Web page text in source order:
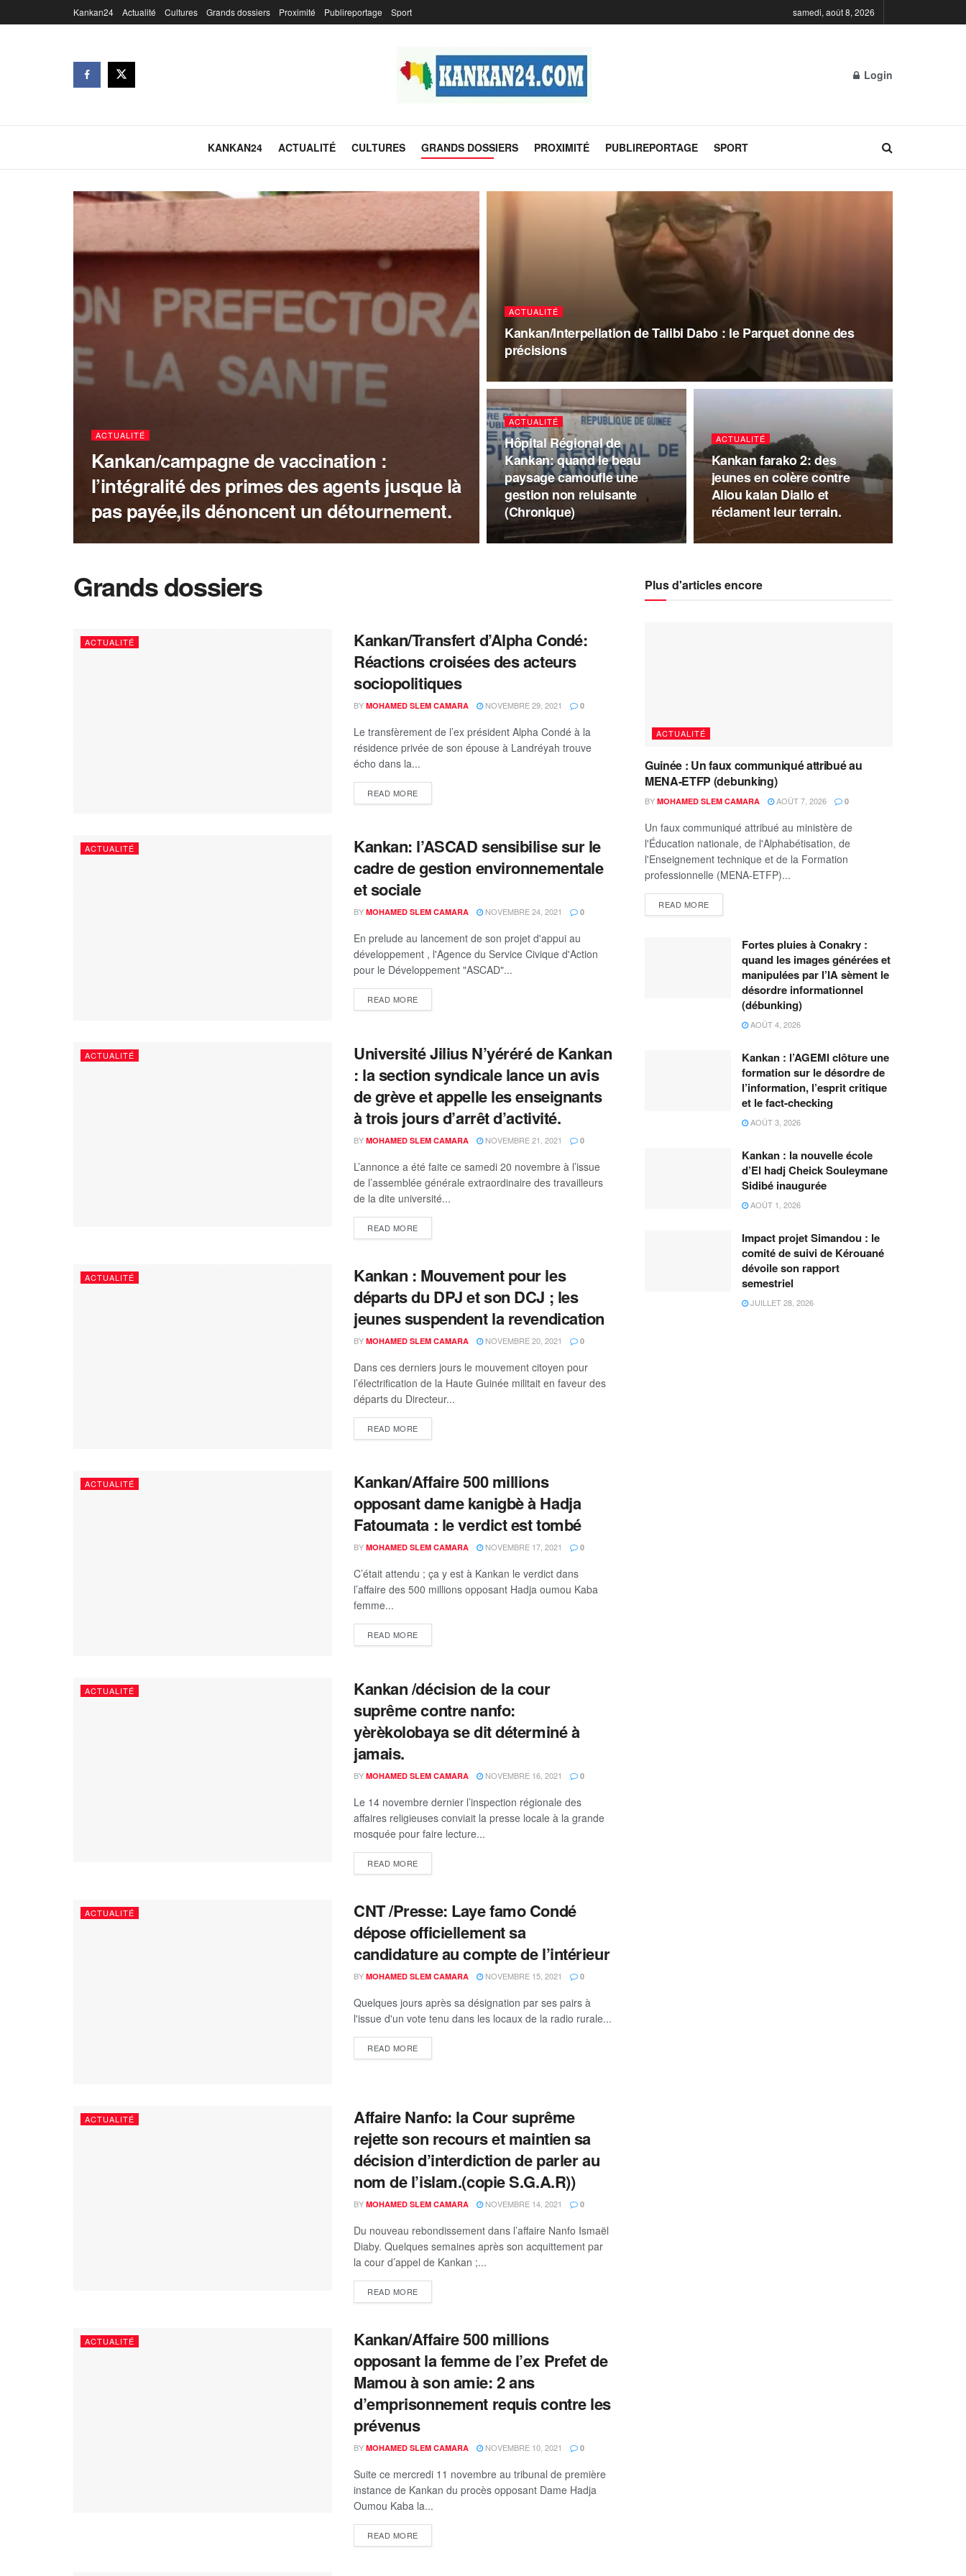
Kankan24 Actualité Cultures Grands dossiers Proximité Publireportage Sport samedi, août 8, 2026
Login
KANKAN24 ACTUALITÉ CULTURES GRANDS DOSSIERS PROXIMITÉ PUBLIREPORTAGE SPORT
ACTUALITÉ
Kankan/campagne de vaccination :
l’intégralité des primes des agents jusque là
pas payée,ils dénoncent un détournement.
ACTUALITÉ
Kankan/Interpellation de Talibi Dabo : le Parquet donne des
précisions
ACTUALITÉ
Hôpital Régional de
Kankan: quand le beau
paysage camoufle une
gestion non reluisante
(Chronique)
ACTUALITÉ
Kankan farako 2: des
jeunes en colère contre
Aliou kalan Diallo et
réclament leur terrain.
Grands dossiers
ACTUALITÉ
Kankan/Transfert d’Alpha Condé:
Réactions croisées des acteurs
sociopolitiques
BY MOHAMED SLEM CAMARA NOVEMBRE 29, 2021 0
Le transfèrement de l’ex président Alpha Condé à la
résidence privée de son épouse à Landréyah trouve
écho dans la...
READ MORE
ACTUALITÉ
Kankan: l’ASCAD sensibilise sur le
cadre de gestion environnementale
et sociale
BY MOHAMED SLEM CAMARA NOVEMBRE 24, 2021 0
En prelude au lancement de son projet d'appui au
développement , l'Agence du Service Civique d'Action
pour le Développement "ASCAD"...
READ MORE
ACTUALITÉ
Université Jilius N’yéréré de Kankan
: la section syndicale lance un avis
de grève et appelle les enseignants
à trois jours d’arrêt d’activité.
BY MOHAMED SLEM CAMARA NOVEMBRE 21, 2021 0
L’annonce a été faite ce samedi 20 novembre à l’issue
de l’assemblée générale extraordinaire des travailleurs
de la dite université...
READ MORE
ACTUALITÉ
Kankan : Mouvement pour les
départs du DPJ et son DCJ ; les
jeunes suspendent la revendication
BY MOHAMED SLEM CAMARA NOVEMBRE 20, 2021 0
Dans ces derniers jours le mouvement citoyen pour
l’électrification de la Haute Guinée militait en faveur des
départs du Directeur...
READ MORE
ACTUALITÉ
Kankan/Affaire 500 millions
opposant dame kanigbè à Hadja
Fatoumata : le verdict est tombé
BY MOHAMED SLEM CAMARA NOVEMBRE 17, 2021 0
C’était attendu ; ça y est à Kankan le verdict dans
l’affaire des 500 millions opposant Hadja oumou Kaba
femme...
READ MORE
ACTUALITÉ
Kankan /décision de la cour
suprême contre nanfo:
yèrèkolobaya se dit déterminé à
jamais.
BY MOHAMED SLEM CAMARA NOVEMBRE 16, 2021 0
Le 14 novembre dernier l’inspection régionale des
affaires religieuses conviait la presse locale à la grande
mosquée pour faire lecture...
READ MORE
ACTUALITÉ
CNT /Presse: Laye famo Condé
dépose officiellement sa
candidature au compte de l’intérieur
BY MOHAMED SLEM CAMARA NOVEMBRE 15, 2021 0
Quelques jours après sa désignation par ses pairs à
l'issue d'un vote tenu dans les locaux de la radio rurale...
READ MORE
ACTUALITÉ
Affaire Nanfo: la Cour suprême
rejette son recours et maintien sa
décision d’interdiction de parler au
nom de l’islam.(copie S.G.A.R))
BY MOHAMED SLEM CAMARA NOVEMBRE 14, 2021 0
Du nouveau rebondissement dans l’affaire Nanfo Ismaël
Diaby. Quelques semaines après son acquittement par
la cour d’appel de Kankan ;...
READ MORE
ACTUALITÉ
Kankan/Affaire 500 millions
opposant la femme de l’ex Prefet de
Mamou à son amie: 2 ans
d’emprisonnement requis contre les
prévenus
BY MOHAMED SLEM CAMARA NOVEMBRE 10, 2021 0
Suite ce mercredi 11 novembre au tribunal de première
instance de Kankan du procès opposant Dame Hadja
Oumou Kaba la...
READ MORE
Plus d'articles encore
ACTUALITÉ
Guinée : Un faux communiqué attribué au
MENA-ETFP (debunking)
BY MOHAMED SLEM CAMARA AOÛT 7, 2026 0
Un faux communiqué attribué au ministère de
l'Éducation nationale, de l'Alphabétisation, de
l'Enseignement technique et de la Formation
professionnelle (MENA-ETFP)...
READ MORE
Fortes pluies à Conakry :
quand les images générées et
manipulées par l’IA sèment le
désordre informationnel
(débunking)
AOÛT 4, 2026
Kankan : l’AGEMI clôture une
formation sur le désordre de
l’information, l’esprit critique
et le fact-checking
AOÛT 3, 2026
Kankan : la nouvelle école
d’El hadj Cheick Souleymane
Sidibé inaugurée
AOÛT 1, 2026
Impact projet Simandou : le
comité de suivi de Kérouané
dévoile son rapport
semestriel
JUILLET 28, 2026